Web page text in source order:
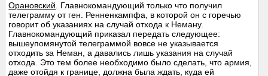
Орановский . Главнокомандующий только что получил
телеграмму от ген. Ренненкампфа, в которой он с горечью
говорит об указаниях на случай отхода к Неману.
Главнокомандующий приказал передать следующее:
вышеупомянутой телеграммой вовсе не указывается
отходить за Неман, а давались лишь указания на случай
отхода. Это тем более необходимо было сделать, что армия,
даже отойдя к границе, должна была ждать, куда ей